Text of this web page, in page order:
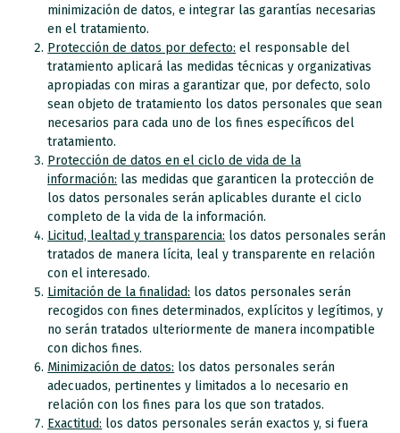
minimización de datos, e integrar las garantías necesarias
en el tratamiento.
Protección de datos por defecto: el responsable del
tratamiento aplicará las medidas técnicas y organizativas
apropiadas con miras a garantizar que, por defecto, solo
sean objeto de tratamiento los datos personales que sean
necesarios para cada uno de los fines específicos del
tratamiento.
Protección de datos en el ciclo de vida de la
información: las medidas que garanticen la protección de
los datos personales serán aplicables durante el ciclo
completo de la vida de la información.
Licitud, lealtad y transparencia: los datos personales serán
tratados de manera lícita, leal y transparente en relación
con el interesado.
Limitación de la finalidad: los datos personales serán
recogidos con fines determinados, explícitos y legítimos, y
no serán tratados ulteriormente de manera incompatible
con dichos fines.
Minimización de datos: los datos personales serán
adecuados, pertinentes y limitados a lo necesario en
relación con los fines para los que son tratados.
Exactitud: los datos personales serán exactos y, si fuera